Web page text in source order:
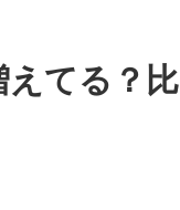
てる？比